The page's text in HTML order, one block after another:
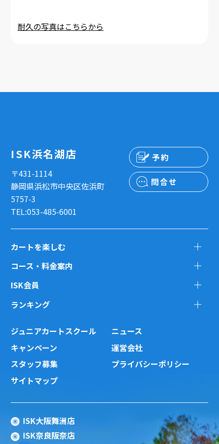
耐久の写真はこちらから
ISK浜名湖店
〒431-1114
静岡県浜松市中央区佐浜町
5757-3
TEL:053-485-6001
予約
問合せ
カートを楽しむ
コース・料金案内
ISK会員
ランキング
ジュニアカートスクール
ニュース
キャンペーン
運営会社
スタッフ募集
プライバシーポリシー
サイトマップ
ISK大阪舞洲店
ISK奈良阪奈店